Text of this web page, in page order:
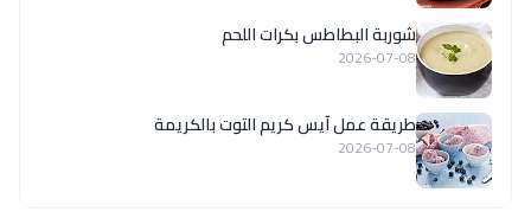
شوربة البطاطس بكرات اللحم
2026-07-08
طريقة عمل آيس كريم التوت بالكريمة
2026-07-08